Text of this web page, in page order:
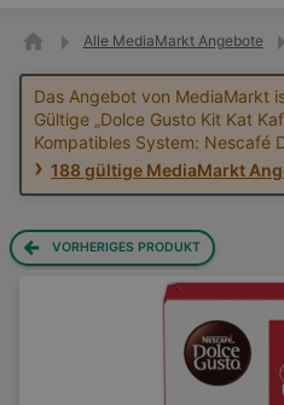
Alle MediaMarkt Angebote
Das Angebot von MediaMarkt
Gültige „Dolce Gusto Kit Kat
Kompatibles System: Nescafé
188 gültige MediaMarkt
VORHERIGES PRODUKT